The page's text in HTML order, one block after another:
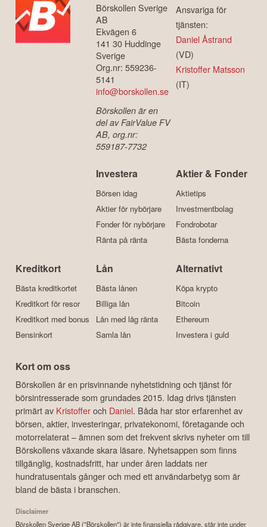
Börskollen Sverige
AB
Ekvägen 6
141 30 Huddinge
Sverige
Org.nr: 559236-
5141
info@borskollen.se
Börskollen är en
del av FairValue FV
AB, org.nr:
559187-7732
Ansvariga för
tjänsten:
Daniel Åstrand
(VD)
Kristoffer Matsson
(IT)
Investera
Börsen idag
Aktier för nybörjare
Fonder för nybörjare
Ränta på ränta
Aktier & Fonder
Aktietips
Investmentbolag
Fondrobotar
Bästa fonderna
Kreditkort
Bästa kreditkortet
Kreditkort för resor
Kreditkort med bonus
Bensinkort
Lån
Bästa lånen
Billiga lån
Lån med låg ränta
Samla lån
Alternativt
Köpa krypto
Bitcoin
Ethereum
Investera i guld
Kort om oss
Börskollen är en prisvinnande nyhetstidning och tjänst för
börsintresserade som grundades 2015. Idag drivs tjänsten
primärt av Kristofferoch Daniel. Båda har stor erfarenhet av
börsen, aktier, investeringar, privatekonomi, företagande och
motorrelaterat – ämnen som det frekvent skrivs nyheter om till
Börskollens växande skara läsare. Nyhetsappen som finns
tillgänglig, kostnadsfritt, har under åren laddats ner
hundratusentals gånger och med ett användarbetyg som är
bland de bästa i branschen.
Disclaimer
Börskollen Sverige AB ("Börskollen") är inte finansiella rådgivare, står inte under